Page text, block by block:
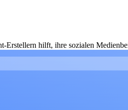
Erstellern hilft, ihre sozialen